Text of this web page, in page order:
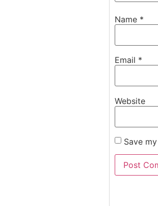
Name *
Email *
Website
Save